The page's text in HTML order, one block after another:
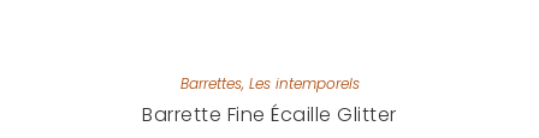
Barrettes, Les intemporels
Barrette Fine Écaille Glitter